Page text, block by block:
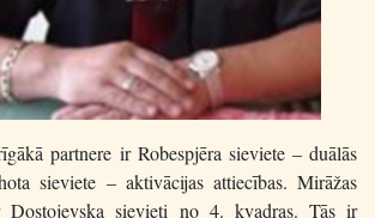
partnere ir Robespjēra sieviete – duālās
sieviete – aktivācijas attiecības. Mirāžas
Dostojevska sievieti no 4. kvadras. Tās ir